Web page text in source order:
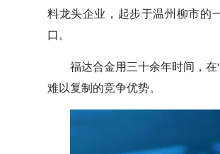
料龙头企业，起步于温州柳市的
口。
福达合金用三十余年时间，
难以复制的竞争优势。